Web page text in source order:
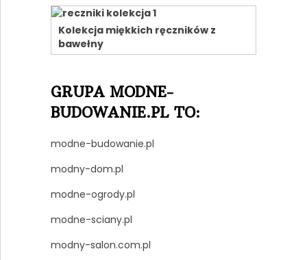
Kolekcja miękkich ręczników z
bawełny
GRUPA MODNE-
BUDOWANIE.PL TO:
modne-budowanie.pl
modny-dom.pl
modne-ogrody.pl
modne-sciany.pl
modny-salon.com.pl